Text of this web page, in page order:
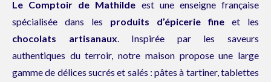
a
m
k
Le Comptoir de Mathilde est une enseigne française
spécialisée dans les produits d’épicerie fine et les
chocolats artisanaux . Inspirée par les saveurs
authentiques du terroir, notre maison propose une large
gamme de délices sucrés et salés : pâtes à tartiner, tablettes